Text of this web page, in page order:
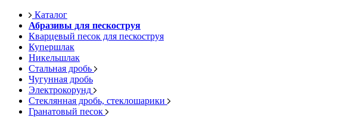
Каталог
Абразивы для пескоструя
Кварцевый песок для пескоструя
Купершлак
Никельшлак
Стальная дробь
Чугунная дробь
Электрокорунд
Стеклянная дробь, стеклошарики
Гранатовый песок